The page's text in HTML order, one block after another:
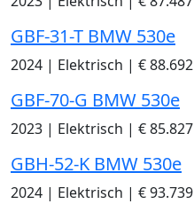
GBF-31-T BMW 530e
2024 | Elektrisch | € 88.692
GBF-70-G BMW 530e
2023 | Elektrisch | € 85.827
GBH-52-K BMW 530e
2024 | Elektrisch | € 93.739